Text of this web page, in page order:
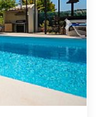
Next